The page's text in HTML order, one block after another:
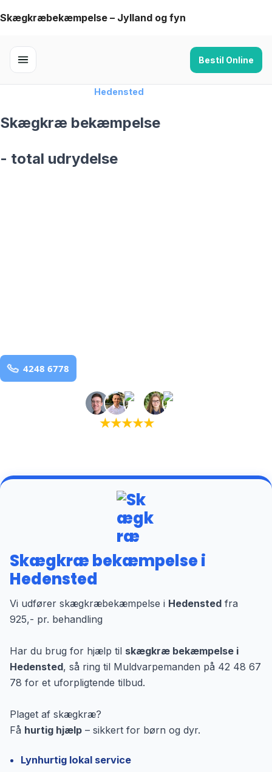
Skip
content
Skægkræbekæmpelse – Jylland og fyn
Bestil Online
Hedensted
Skægkræ bekæmpelse
- total udrydelse
★★★★★
Skægkræ bekæmpelse i
Hedensted
Vi udfører skægkræbekæmpelse i Hedensted fra
925,- pr. behandling
Har du brug for hjælp til skægkræ bekæmpelse i
Hedensted, så ring til Muldvarpemanden på 42 48 67
78 for et uforpligtende tilbud.
Plaget af skægkræ?
Få hurtig hjælp – sikkert for børn og dyr.
Lynhurtig lokal service